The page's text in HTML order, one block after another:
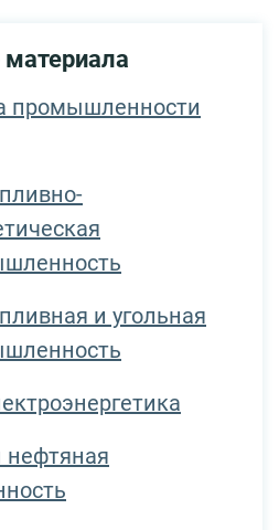
промышленности
и угольная
нефтяная